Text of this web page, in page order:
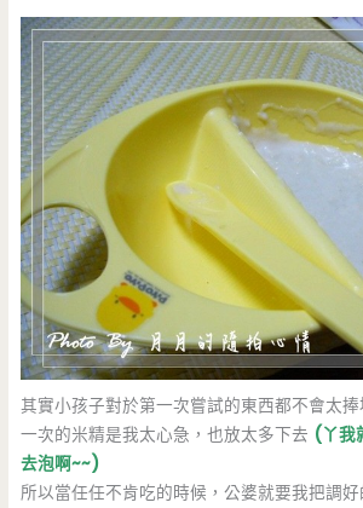
其實小孩子對於第一次嘗試的東西都不會太
一次的米精是我太心急，也放太多下去 (丫我
去泡啊~~)
所以當任任不肯吃的時候，公婆就要我把調